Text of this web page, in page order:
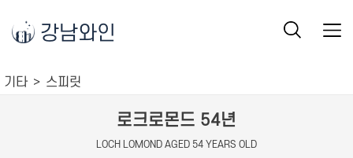
강남와인
기타 스피릿
로크로몬드 54년
LOCH LOMOND AGED 54 YEARS OLD